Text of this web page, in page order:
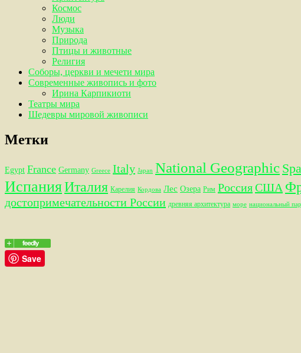
Космос
Люди
Музыка
Природа
Птицы и животные
Религия
Соборы, церкви и мечети мира
Современные живопись и фото
Ирина Карпикиоти
Театры мира
Шедевры мировой живописи
Метки
Egypt France Germany Greece Italy Japan National Geographic
ИспанияИталия Карелия Кордова Лес Озера Рим РоссияСША
достопримечательности России древняя архитектура море национальный
Save